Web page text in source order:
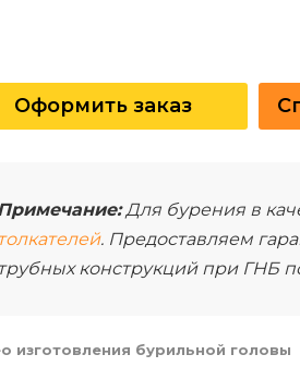
Оформить заказ
Для бурения в
. Предоставляем
конструкций при ГНБ
изготовления бурильной головы